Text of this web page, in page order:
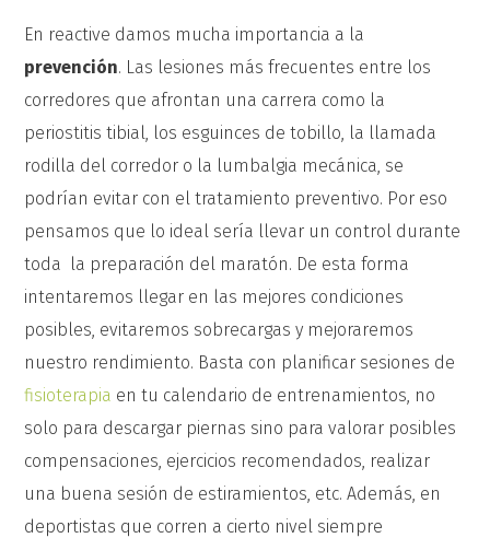
En reactive damos mucha importancia a la
prevención. Las lesiones más frecuentes entre los
corredores que afrontan una carrera como la
periostitis tibial, los esguinces de tobillo, la llamada
rodilla del corredor o la lumbalgia mecánica, se
podrían evitar con el tratamiento preventivo. Por eso
pensamos que lo ideal sería llevar un control durante
toda la preparación del maratón. De esta forma
intentaremos llegar en las mejores condiciones
posibles, evitaremos sobrecargas y mejoraremos
nuestro rendimiento. Basta con planificar sesiones de
fisioterapia en tu calendario de entrenamientos, no
solo para descargar piernas sino para valorar posibles
compensaciones, ejercicios recomendados, realizar
una buena sesión de estiramientos, etc. Además, en
deportistas que corren a cierto nivel siempre